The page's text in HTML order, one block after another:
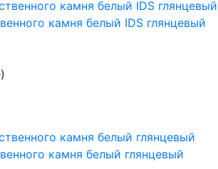
камня белый IDS глянцевый
камня белый глянцевый